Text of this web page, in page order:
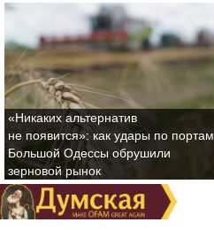
«Никаких альтернатив
не появится»: как удары по портам
Большой Одессы обрушили
зерновой рынок